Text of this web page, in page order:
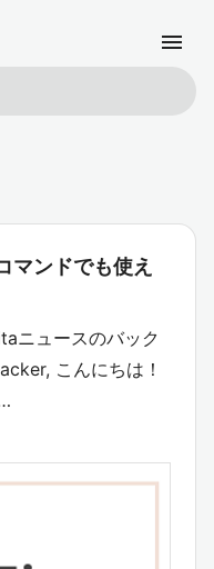
menu
マンドでも使え
ニュースのバック
こんにちは！